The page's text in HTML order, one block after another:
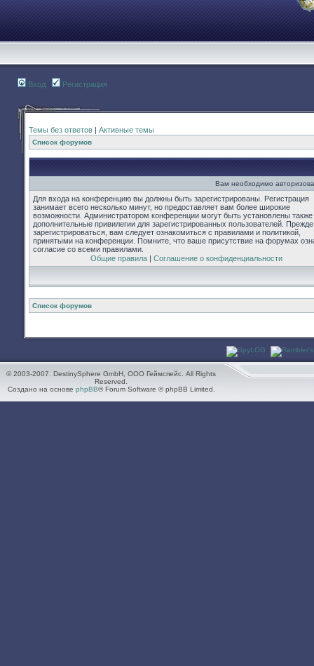
Вход Регистрация
Темы без ответов | Активные темы
Список форумов
Вам необходимо
Для входа на конференцию вы должны быть зарегистрированы. Регистрация
занимает всего несколько минут, но предоставляет вам более широкие
возможности. Администратором конференции могут быть установлены также
дополнительные привилегии для зарегистрированных пользователей.
зарегистрироваться, вам следует ознакомиться с правилами и политикой,
принятыми на конференции. Помните, что ваше присутствие на форумах
согласие со всеми правилами.
Общие правила| Соглашение о конфиденциальности
Список форумов
© 2003-2007. DestinySphere GmbH, ООО Геймспейс. All Rights
Reserved.
Создано на основе phpBB® Forum Software © phpBB Limited.